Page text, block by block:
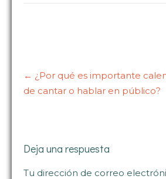
navigation
← ¿Por qué es importante
de cantar o hablar en público?
Deja una respuesta
Tu dirección de correo